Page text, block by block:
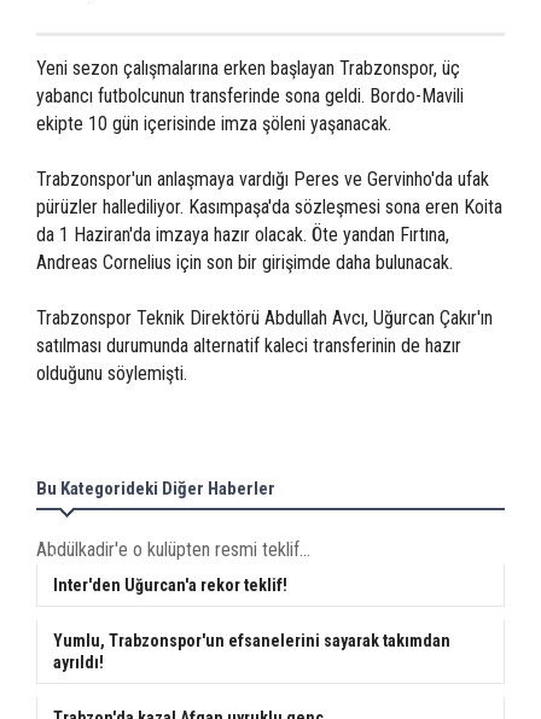
Yeni sezon çalışmalarına erken başlayan Trabzonspor, üç
yabancı futbolcunun transferinde sona geldi. Bordo-Mavili
ekipte 10 gün içerisinde imza şöleni yaşanacak.
Trabzonspor'un anlaşmaya vardığı Peres ve Gervinho'da ufak
pürüzler hallediliyor. Kasımpaşa'da sözleşmesi sona eren Koita
da 1 Haziran'da imzaya hazır olacak. Öte yandan Fırtına,
Andreas Cornelius için son bir girişimde daha bulunacak.
Trabzonspor Teknik Direktörü Abdullah Avcı, Uğurcan Çakır'ın
satılması durumunda alternatif kaleci transferinin de hazır
olduğunu söylemişti.
Bu Kategorideki Diğer Haberler
Abdülkadir'e o kulüpten resmi teklif...
Inter'den Uğurcan'a rekor teklif!
Yumlu, Trabzonspor'un efsanelerini sayarak takımdan
ayrıldı!